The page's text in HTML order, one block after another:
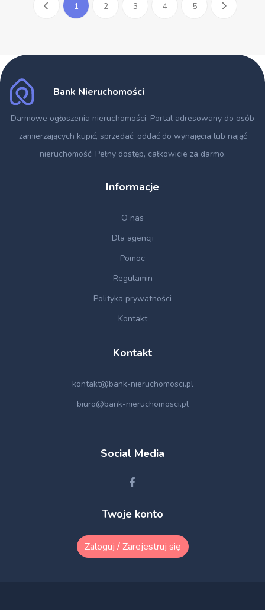
1 2 3 4 5
Bank Nieruchomości
Darmowe ogłoszenia nieruchomości. Portal adresowany do osób
zamierzających kupić, sprzedać, oddać do wynajęcia lub nająć
nieruchomość. Pełny dostęp, całkowicie za darmo.
Informacje
O nas
Dla agencji
Pomoc
Regulamin
Polityka prywatności
Kontakt
Kontakt
kontakt@bank-nieruchomosci.pl
biuro@bank-nieruchomosci.pl
Social Media
Twoje konto
Zaloguj / Zarejestruj się